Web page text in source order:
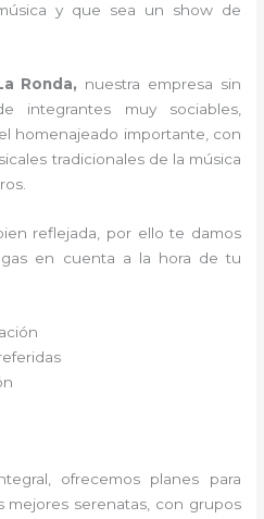
y que sea un show de
Ronda, nuestra empresa sin
muy sociables,
homenajeado importante, con
tradicionales de la música
reflejada, por ello te damos
en cuenta a la hora de tu
ofrecemos planes para
mejores serenatas, con grupos